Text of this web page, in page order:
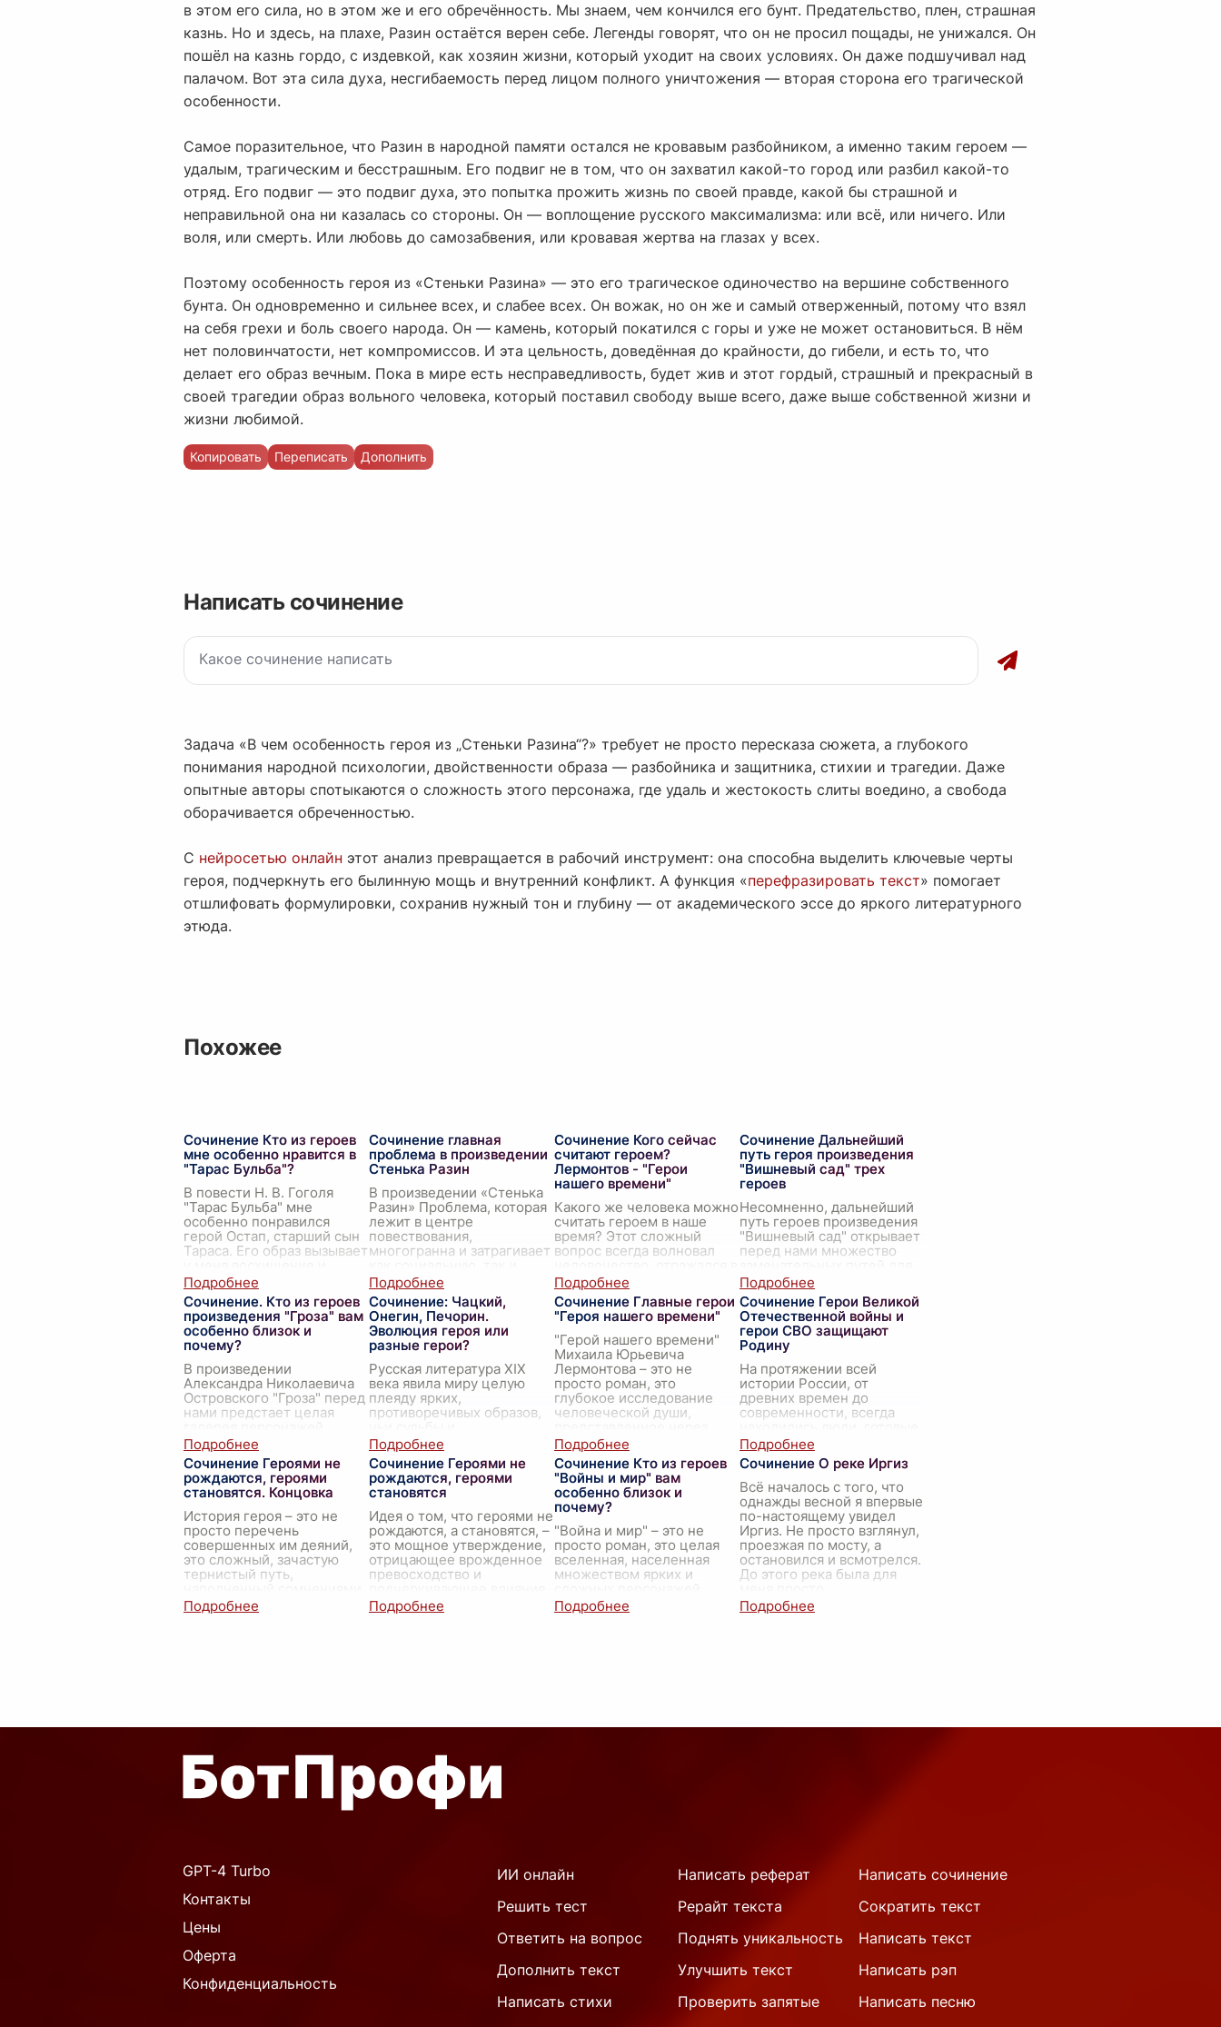
в этом его сила, но в этом же и его обречённость. Мы знаем, чем кончился его бунт. Предательство, плен, страшная
казнь. Но и здесь, на плахе, Разин остаётся верен себе. Легенды говорят, что он не просил пощады, не унижался. Он
пошёл на казнь гордо, с издевкой, как хозяин жизни, который уходит на своих условиях. Он даже подшучивал над
палачом. Вот эта сила духа, несгибаемость перед лицом полного уничтожения — вторая сторона его трагической
особенности.
Самое поразительное, что Разин в народной памяти остался не кровавым разбойником, а именно таким героем —
удалым, трагическим и бесстрашным. Его подвиг не в том, что он захватил какой-то город или разбил какой-то
отряд. Его подвиг — это подвиг духа, это попытка прожить жизнь по своей правде, какой бы страшной и
неправильной она ни казалась со стороны. Он — воплощение русского максимализма: или всё, или ничего. Или
воля, или смерть. Или любовь до самозабвения, или кровавая жертва на глазах у всех.
Поэтому особенность героя из «Стеньки Разина» — это его трагическое одиночество на вершине собственного
бунта. Он одновременно и сильнее всех, и слабее всех. Он вожак, но он же и самый отверженный, потому что взял
на себя грехи и боль своего народа. Он — камень, который покатился с горы и уже не может остановиться. В нём
нет половинчатости, нет компромиссов. И эта цельность, доведённая до крайности, до гибели, и есть то, что
делает его образ вечным. Пока в мире есть несправедливость, будет жив и этот гордый, страшный и прекрасный в
своей трагедии образ вольного человека, который поставил свободу выше всего, даже выше собственной жизни и
жизни любимой.
Копировать Переписать Дополнить
Написать сочинение
Задача «В чем особенность героя из „Стеньки Разина“?» требует не просто пересказа сюжета, а глубокого
понимания народной психологии, двойственности образа — разбойника и защитника, стихии и трагедии. Даже
опытные авторы спотыкаются о сложность этого персонажа, где удаль и жестокость слиты воедино, а свобода
оборачивается обреченностью.
С нейросетью онлайн этот анализ превращается в рабочий инструмент: она способна выделить ключевые черты
героя, подчеркнуть его былинную мощь и внутренний конфликт. А функция «перефразировать текст» помогает
отшлифовать формулировки, сохранив нужный тон и глубину — от академического эссе до яркого литературного
этюда.
Похожее
Сочинение Кто из героев
мне особенно нравится в
"Тарас Бульба"?
В повести Н. В. Гоголя
"Тарас Бульба" мне
особенно понравился
герой Остап, старший сын
Тараса. Его образ вызывает
глубокое уважение. Остап
— это воплощение сил ...
Сочинение главная
проблема в произведении
Стенька Разин
В произведении «Стенька
Разин» Проблема, которая
лежит в центре
повествования,
многогранна и затрагивает
личностную сферы.
Главная проблема
произведения заклю
Сочинение Кого сейчас
считают героем?
Лермонтов - "Герои
нашего времени"
Какого же человека можно
считать героем в наше
время? Этот сложный
вопрос всегда волновал
литературе, поэзии и
философии. Сегодня, в
эпоху цифровых технол...
Сочинение Дальнейший
путь героя произведения
"Вишневый сад" трех
героев
Несомненно, дальнейший
путь героев произведения
"Вишневый сад" открывает
перед нами множество
размышления. Обратимся к
трём ключевым
персонажам пьесы:
Любов...
Сочинение. Кто из героев
произведения "Гроза" вам
особенно близок и
почему?
В произведении
Александра Николаевича
Островского "Гроза" перед
нами предстает целая
каждый из которых несет в
себе особую драму и
отражает значимую для
автора...
Сочинение: Чацкий,
Онегин, Печорин.
Эволюция героя или
разные герои?
Русская литература XIX
века явила миру целую
плеяду ярких,
противоречивых образов,
мировоззрения до сих пор
вызывают бурные
дискуссии. Особое место
среди них занимают...
Сочинение Главные герои
"Героя нашего времени"
"Герой нашего времени"
Михаила Юрьевича
Лермонтова – это не
просто роман, это
глубокое исследование
человеческой души,
призму сложных и
противоречивых образов.
Сочинение Герои Великой
Отечественной войны и
герои СВО защищают
Родину
На протяжении всей
истории России, от
древних времен до
современности, всегда
встать на защиту своей
Родины, не жалея ни сил,
ни жизни. Герои Великой
Отече...
Сочинение Героями не
рождаются, героями
становятся. Концовка
История героя – это не
просто перечень
совершенных им деяний,
это сложный, зачастую
тернистый путь,
страхами и борьбой с
самим собой. Именно в
Сочинение Героями не
рождаются, героями
становятся
Идея о том, что героями не
рождаются, а становятся, –
это мощное утверждение,
отрицающее врожденное
превосходство и
жизненного опыта.
Героизм, в данном конте
Сочинение Кто из героев
"Войны и мир" вам
особенно близок и
почему?
"Война и мир" – это не
просто роман, это целая
вселенная, населенная
множеством ярких и
Каждый из них, подобно
граням бриллианта,
Сочинение О реке Иргиз
Всё началось с того, что
однажды весной я впервые
по-настоящему увидел
Иргиз. Не просто взглянул,
проезжая по мосту, а
остановился и всмотрелся.
До этого река была для
GPT-4 Turbo
Контакты
Цены
Оферта
Конфиденциальность
ИИ онлайн Написать реферат
Написать сочинение
Решить тест
Рерайт текста
Сократить текст
Ответить на вопрос
Поднять уникальность
Написать текст
Дополнить текст
Улучшить текст
Написать рэп
Написать стихи
Проверить запятые
Написать песню